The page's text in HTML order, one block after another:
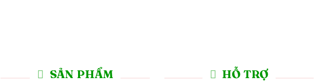
SẢN PHẨM HỖ TRỢ